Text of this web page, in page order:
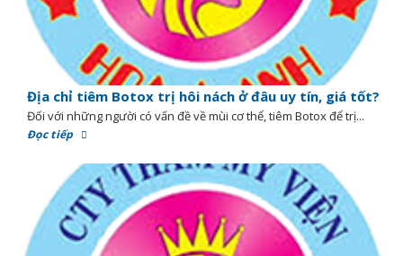
Địa chỉ tiêm Botox trị hôi nách ở đâu uy tín, giá tốt?
Đối với những người có vấn đề về mùi cơ thể, tiêm Botox để trị...
Đọc tiếp